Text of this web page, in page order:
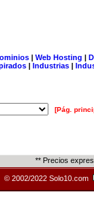
| Web Hosting |
| Industrias |
[Pág.
** Precios
© 2002/2022 Solo10.com